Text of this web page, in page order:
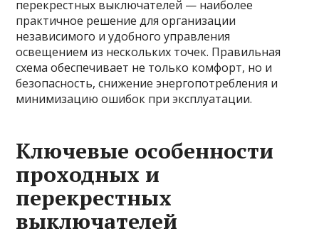
перекрестных выключателей — наиболее
практичное решение для организации
независимого и удобного управления
освещением из нескольких точек. Правильная
схема обеспечивает не только комфорт, но и
безопасность, снижение энергопотребления и
минимизацию ошибок при эксплуатации.
Ключевые особенности
проходных и
перекрестных
выключателей